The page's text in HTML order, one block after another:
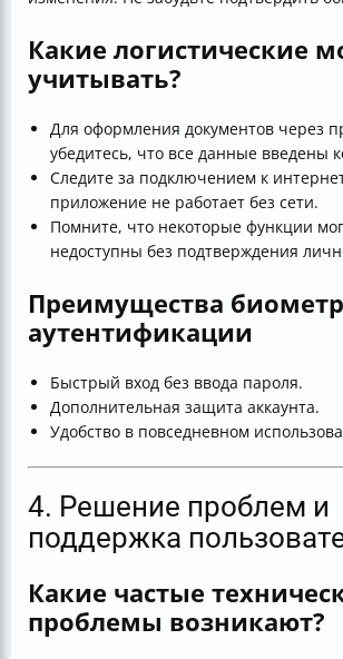
Какие логистические
учитывать?
Для оформления документов через
убедитесь, что все данные введены
Следите за подключением к
приложение не работает без сети.
Помните, что некоторые функции
недоступны без подтверждения
Преимущества
аутентификации
Быстрый вход без ввода пароля.
Дополнительная защита аккаунта.
Удобство в повседневном
4. Решение проблем и
поддержка
Какие частые
проблемы возникают?